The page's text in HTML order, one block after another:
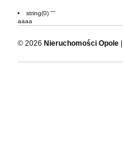
string(0) ""
aaaa
© 2026 Nieruchomości Opole